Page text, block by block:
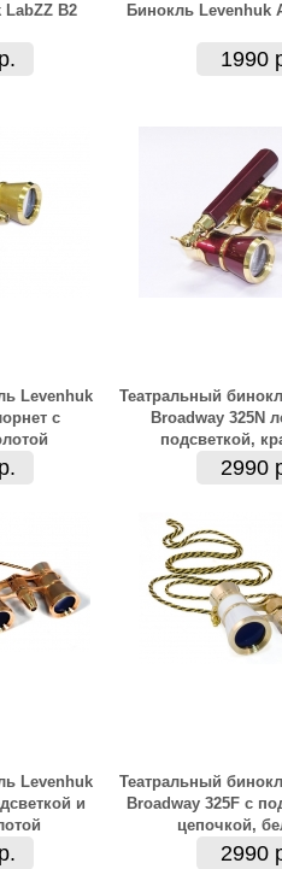
LabZZ B2 Бинокль Levenhuk
1990
Levenhuk
с
Театральный
Broadway 325N
подсветкой,
2990
Levenhuk
и
Театральный
Broadway 325F с
цепочкой,
2990